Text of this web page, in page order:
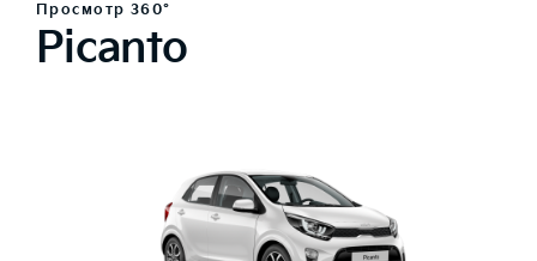
Просмотр 360°
Picanto